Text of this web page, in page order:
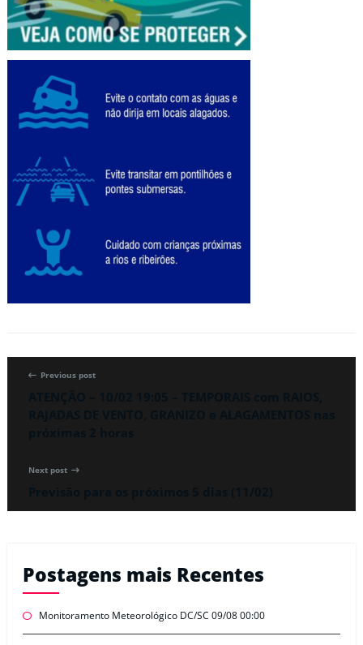
Previous post
Next post
Postagens mais Recentes
Monitoramento Meteorológico DC/SC 09/08 00:00